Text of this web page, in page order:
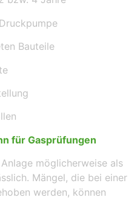
Bauteile
für Gasprüfungen
möglicherweise als
Mängel, die bei einer
werden, können